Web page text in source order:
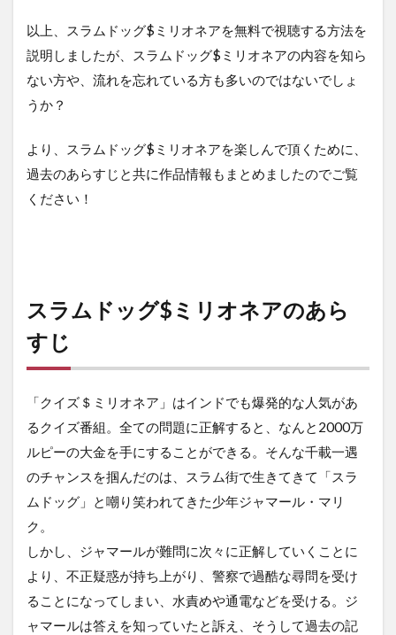
以上、スラムドッグ$ミリオネアを無料で視聴する方法を
説明しましたが、スラムドッグ$ミリオネアの内容を知ら
ない方や、流れを忘れている方も多いのではないでしょ
うか？
より、スラムドッグ$ミリオネアを楽しんで頂くために、
過去のあらすじと共に作品情報もまとめましたのでご覧
ください！
スラムドッグ$ミリオネアのあら
すじ
「クイズ＄ミリオネア」はインドでも爆発的な人気があ
るクイズ番組。全ての問題に正解すると、なんと2000万
ルピーの大金を手にすることができる。そんな千載一遇
のチャンスを掴んだのは、スラム街で生きてきて「スラ
ムドッグ」と嘲り笑われてきた少年ジャマール・マリ
ク。
しかし、ジャマールが難問に次々に正解していくことに
より、不正疑惑が持ち上がり、警察で過酷な尋問を受け
ることになってしまい、水責めや通電などを受ける。ジ
ャマールは答えを知っていたと訴え、そうして過去の記